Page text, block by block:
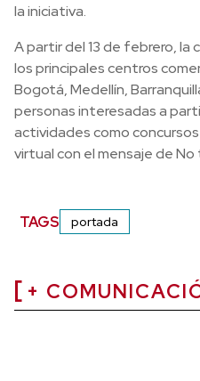
la iniciativa.
A partir del 13 de febrero, la
los principales centros
Bogotá, Medellín,
personas interesadas a
actividades como
virtual con el mensaje de
TAGS portada
+